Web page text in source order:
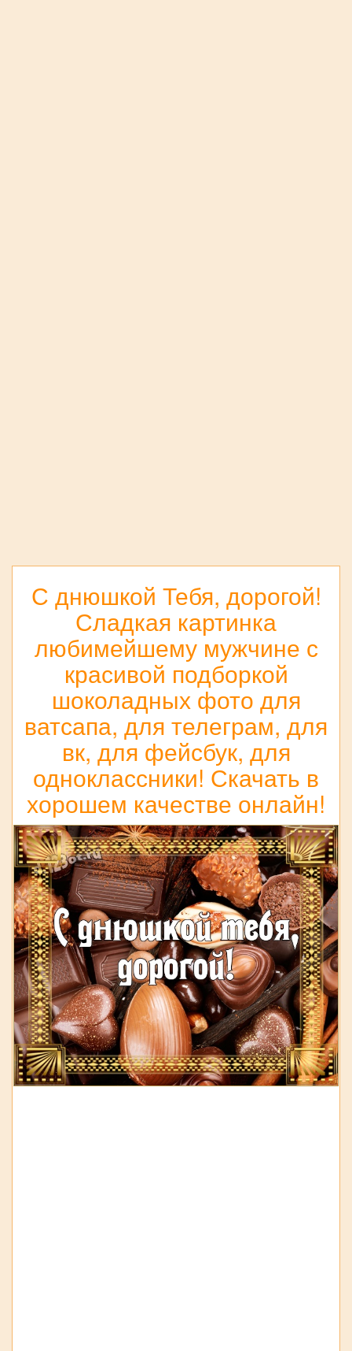
С днюшкой Тебя, дорогой!
Сладкая картинка
любимейшему мужчине с
красивой подборкой
шоколадных фото для
ватсапа, для телеграм, для
вк, для фейсбук, для
одноклассники! Скачать в
хорошем качестве онлайн!